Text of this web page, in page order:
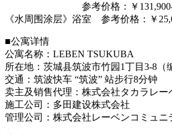
参考价格：￥131,900-（
《水周围涂层》浴室 参考价格：￥
■公寓详情
公寓名称：LEBEN TSUKUBA
所在地：茨城县筑波市竹园1丁目3-8（
交通：筑波快车 “筑波” 站步行8分钟
卖主及销售代理：株式会社タカラレー
施工公司：多田建设株式会社
管理公司：株式会社レーベンコミュニ